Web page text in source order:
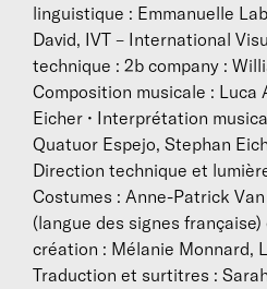
linguistique : Emmanuelle
David, IVT – International
technique : 2b company :
Composition musicale : Luca
Eicher • Interprétation
Quatuor Espejo, Stephan
Direction technique et
Costumes : Anne-Patrick
(langue des signes française)
création : Mélanie Monnard,
Traduction et surtitres :